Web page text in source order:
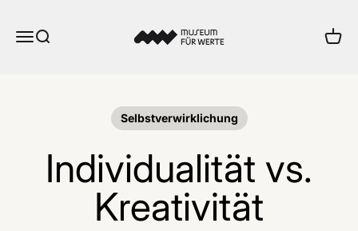
MenüSuche
Selbstverwirklichung
Individualität vs.
Kreativität